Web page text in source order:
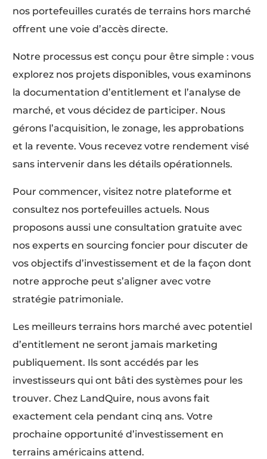
nos portefeuilles curatés de terrains hors marché
offrent une voie d’accès directe.
Notre processus est conçu pour être simple : vous
explorez nos projets disponibles, vous examinons
la documentation d’entitlement et l’analyse de
marché, et vous décidez de participer. Nous
gérons l’acquisition, le zonage, les approbations
et la revente. Vous recevez votre rendement visé
sans intervenir dans les détails opérationnels.
Pour commencer, visitez notre plateforme et
consultez nos portefeuilles actuels. Nous
proposons aussi une consultation gratuite avec
nos experts en sourcing foncier pour discuter de
vos objectifs d’investissement et de la façon dont
notre approche peut s’aligner avec votre
stratégie patrimoniale.
Les meilleurs terrains hors marché avec potentiel
d’entitlement ne seront jamais marketing
publiquement. Ils sont accédés par les
investisseurs qui ont bâti des systèmes pour les
trouver. Chez LandQuire, nous avons fait
exactement cela pendant cinq ans. Votre
prochaine opportunité d’investissement en
terrains américains attend.